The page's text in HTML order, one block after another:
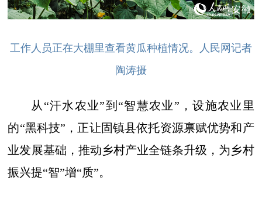
工作人员正在大棚里查看黄瓜种植情况。人民网记者
陶涛摄
从“汗水农业”到“智慧农业”，设施农业里
的“黑科技”，正让固镇县依托资源禀赋优势和产
业发展基础，推动乡村产业全链条升级，为乡村
振兴提“智”增“质”。